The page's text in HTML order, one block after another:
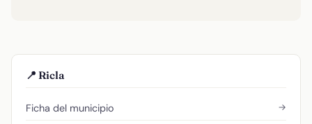
📍 Ricla
Ficha del municipio →